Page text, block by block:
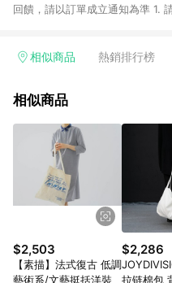
回饋，請以訂單成立通知為準 1. 請注意以下品類商品均無回饋：
電玩/遊戲/相機/單眼/鏡頭/拍立
的購回饋活動享Yahoo超贈點回
3. 訂單回饋金額將扣除運費/購
價券等虛擬貨幣折抵 4. 大宗採購
有相關事證認定您為大宗採購、
相關認定以Yahoo購物中心之認定
相似商品 熱銷排行榜
相似商品
$2,503
【素描】法式復古 低調
藝術系/文藝挺括洋裝
$2,286
拉链棉包